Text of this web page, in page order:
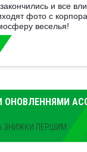
и все
фото с
веселья!
ОНОВЛЕННЯМИ
ЗНИЖКИ ПЕРШИМ